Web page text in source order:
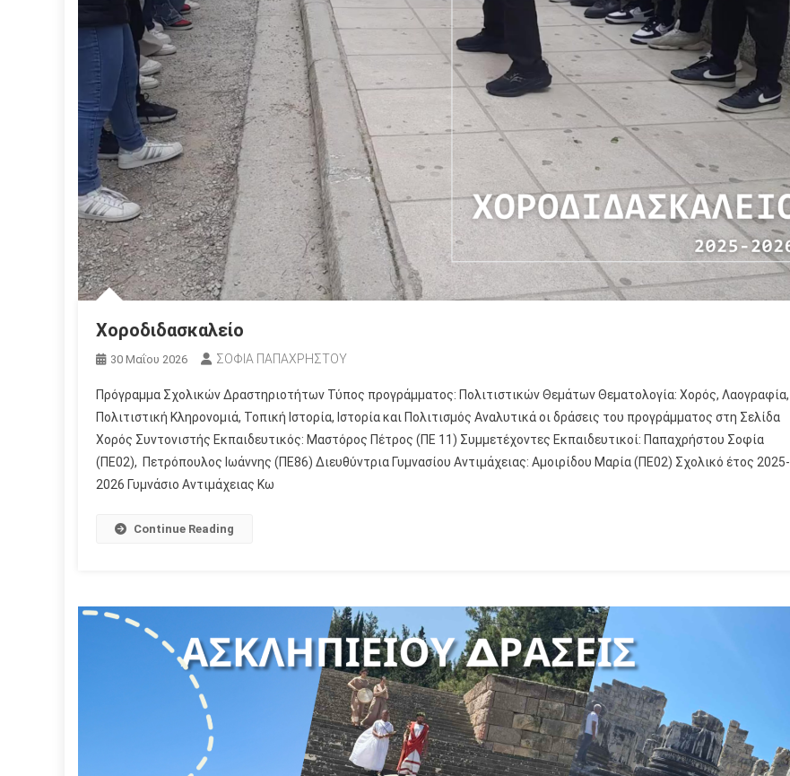
Χοροδιδασκαλείο
30 Μαΐου 2026 ΣΟΦΙΑ ΠΑΠΑΧΡΗΣΤΟΥ
Πρόγραμμα Σχολικών Δραστηριοτήτων Τύπος προγράμματος: Πολιτιστικών Θεμάτων Θεματολογία: Χορός, Λαογραφία,
Πολιτιστική Κληρονομιά, Τοπική Ιστορία, Ιστορία και Πολιτισμός Αναλυτικά οι δράσεις του προγράμματος στη Σελίδα
Χορός Συντονιστής Εκπαιδευτικός: Μαστόρος Πέτρος (ΠΕ 11) Συμμετέχοντες Εκπαιδευτικοί: Παπαχρήστου Σοφία
(ΠΕ02), Πετρόπουλος Ιωάννης (ΠΕ86) Διευθύντρια Γυμνασίου Αντιμάχειας: Αμοιρίδου Μαρία (ΠΕ02) Σχολικό έτος 2025-
2026 Γυμνάσιο Αντιμάχειας Κω
Continue Reading